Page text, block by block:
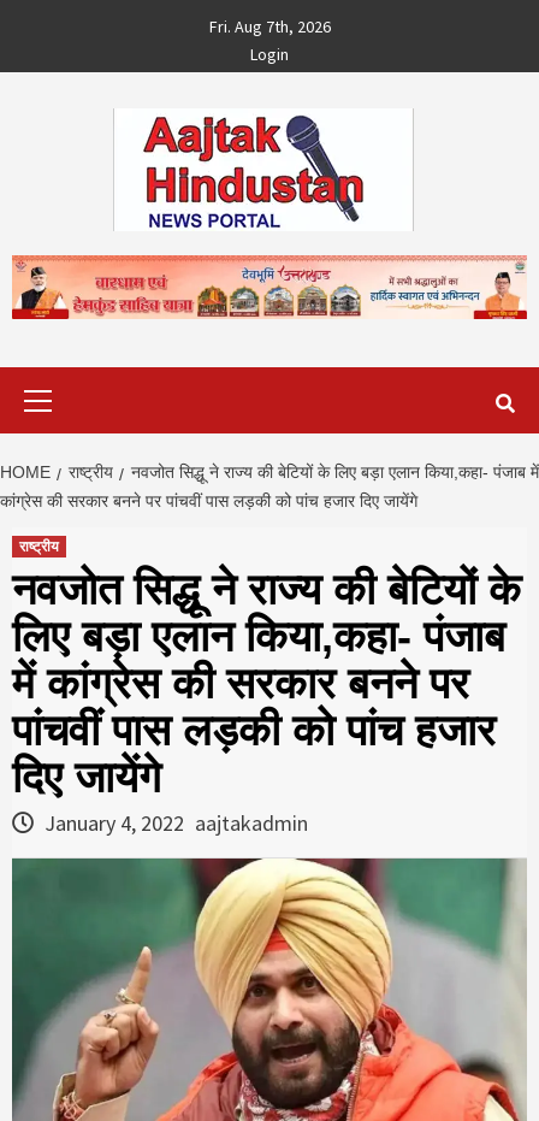
content
Fri. Aug 7th, 2026
Login
HOME राष्ट्रीय
नवजोत सिद्धू ने राज्य की बेटियों के लिए बड़ा एलान किया,कहा- पंजाब में
कांग्रेस की सरकार बनने पर पांचवीं पास लड़की को पांच हजार दिए जायेंगे
राष्ट्रीय
नवजोत सिद्धू ने राज्य की बेटियों के
लिए बड़ा एलान किया,कहा- पंजाब
में कांग्रेस की सरकार बनने पर
पांचवीं पास लड़की को पांच हजार
दिए जायेंगे
January 4, 2022 aajtakadmin